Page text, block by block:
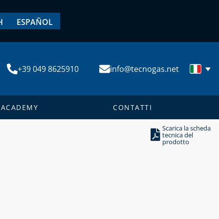
ESPAÑOL
+39 049 8625910 info@tecnogas.net
ACADEMY CONTATTI
Scarica la scheda
tecnica del
prodotto